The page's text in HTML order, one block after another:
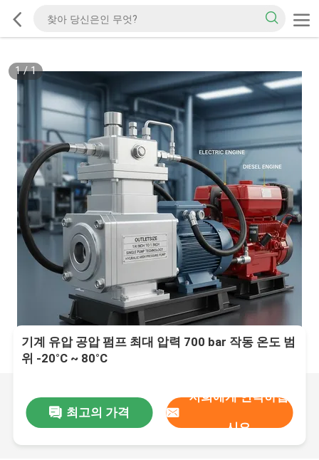
1/1
기계 유압 공압 펌프 최대 압력 700 bar 작동 온도 범
위 -20°C ~ 80°C
최고의 가격
저희에게 연락하십
시오